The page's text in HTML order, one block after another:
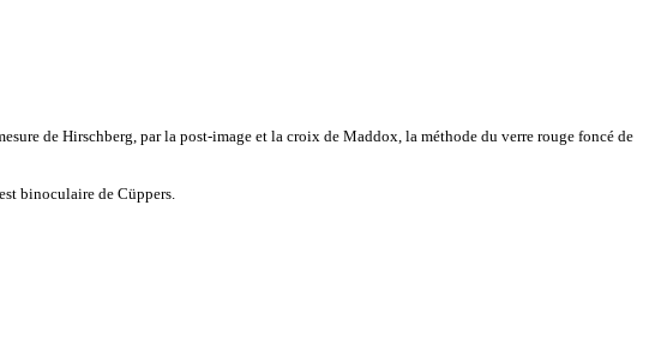
de Hirschberg, par la post-image et la croix de Maddox, la méthode du verre rouge foncé de
binoculaire de Cüppers.